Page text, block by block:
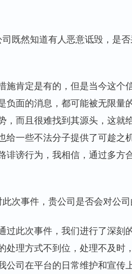
既然知道有人恶意诋毁，是
施肯定是有的，但是当今这个
负面的消息，都可能被无限量
，而且很难找到其源头，这就
给一些不法分子提供了可趁之
诽谤行为，我相信，通过多方
次事件，贵公司是否会对公
过此次事件，我们进行了深刻
处理方式不到位，处理不及时
公司在平台的日常维护和宣传